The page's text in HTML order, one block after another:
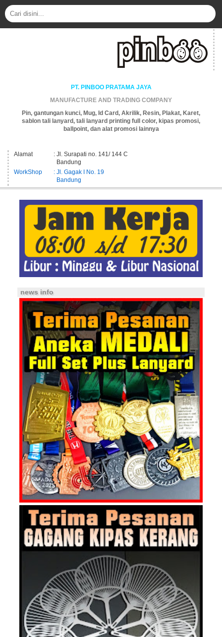
PT. PINBOO PRATAMA JAYA
MANUFACTURE AND TRADING COMPANY
Pin, gantungan kunci, Mug, Id Card, Akrilik, Resin, Plakat, Karet,
sablon tali lanyard, tali lanyard printing full color, kipas promosi,
ballpoint, dan alat promosi lainnya
Alamat
: Jl. Surapati no. 141/ 144 C
Bandung
WorkShop
: Jl. Gagak I No. 19
Bandung
news info